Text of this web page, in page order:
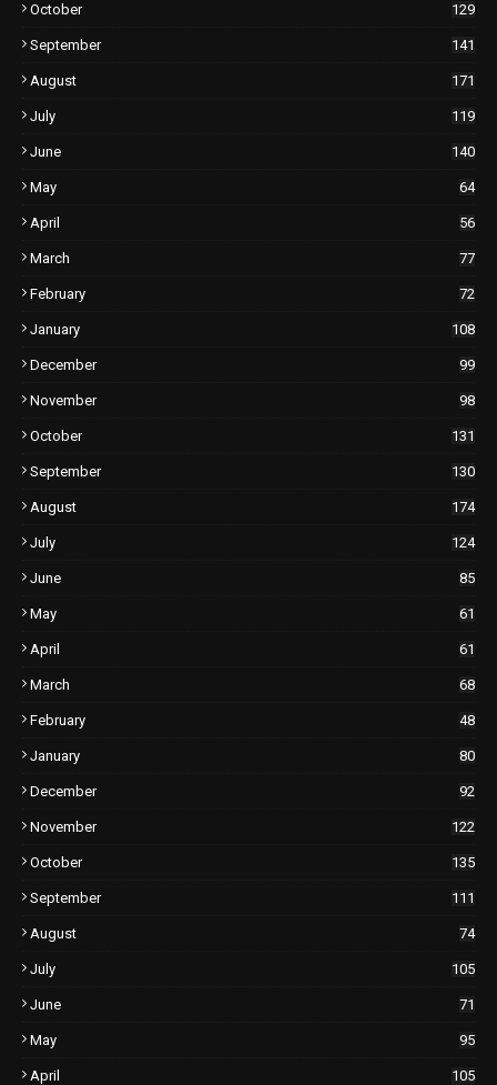
October 129
September 141
August 171
July 119
June 140
May 64
April 56
March 77
February 72
January 108
December 99
November 98
October 131
September 130
August 174
July 124
June 85
May 61
April 61
March 68
February 48
January 80
December 92
November 122
October 135
September 111
August 74
July 105
June 71
May 95
April 105